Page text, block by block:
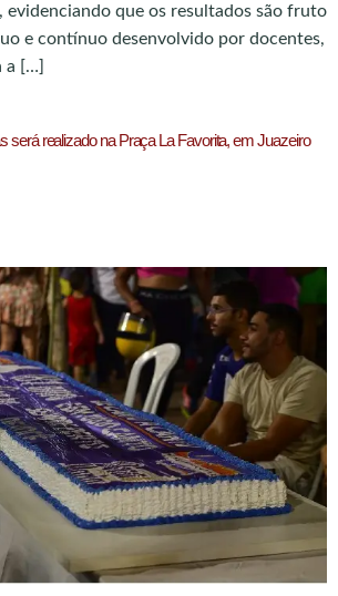
evidenciando que os resultados são fruto
e contínuo desenvolvido por docentes,
a […]
será realizado na Praça La Favorita, em Juazeiro